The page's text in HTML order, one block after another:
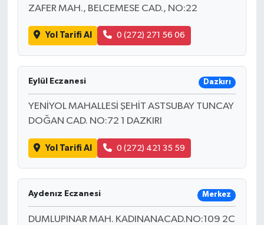
ZAFER MAH., BELCEMESE CAD., NO:22
Yol Tarifi Al 0 (272) 271 56 06
Eylül Eczanesi Dazkırı
YENİYOL MAHALLESİ ŞEHİT ASTSUBAY TUNCAY
DOĞAN CAD. NO:72 1 DAZKIRI
Yol Tarifi Al 0 (272) 421 35 59
Aydenız Eczanesi Merkez
DUMLUPINAR MAH. KADINANACAD.NO:109 2C